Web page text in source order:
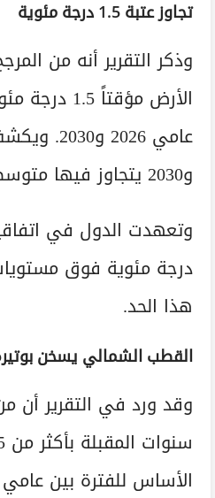
تجاوز عتبة 1.5 درجة مئوية
وذكر التقرير أنه من
الأرض
و2030 يتجاوز فيها متوسط درجات الحرارة حول العالم أعلى درجة حرارة مسجلة في عام 2024.
درجة مئوية فوق
هذا الحد.
القطب الشمالي يسخن
وقد ورد في التقرير أن